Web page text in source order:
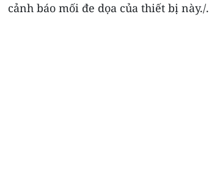
cảnh báo mối đe dọa của thiết bị này./.